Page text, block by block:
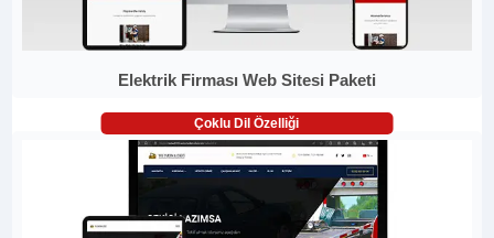
Elektrik Firması Web Sitesi Paketi
Çoklu Dil Özelliği